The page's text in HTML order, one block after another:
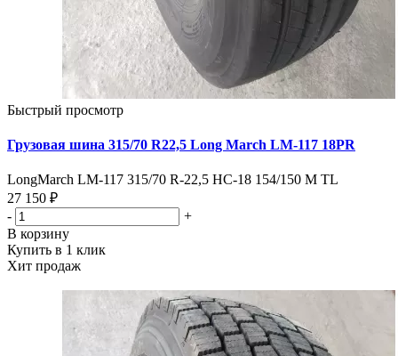
Быстрый просмотр
Грузовая шина 315/70 R22,5 Long March LM-117 18PR
LongMarch LM-117 315/70 R-22,5 НС-18 154/150 M TL
27 150 ₽
-
+
В корзину
Купить в 1 клик
Хит продаж